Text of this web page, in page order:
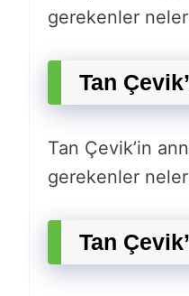
gerekenler
Tan
Tan Çevik’in
gerekenler
Tan